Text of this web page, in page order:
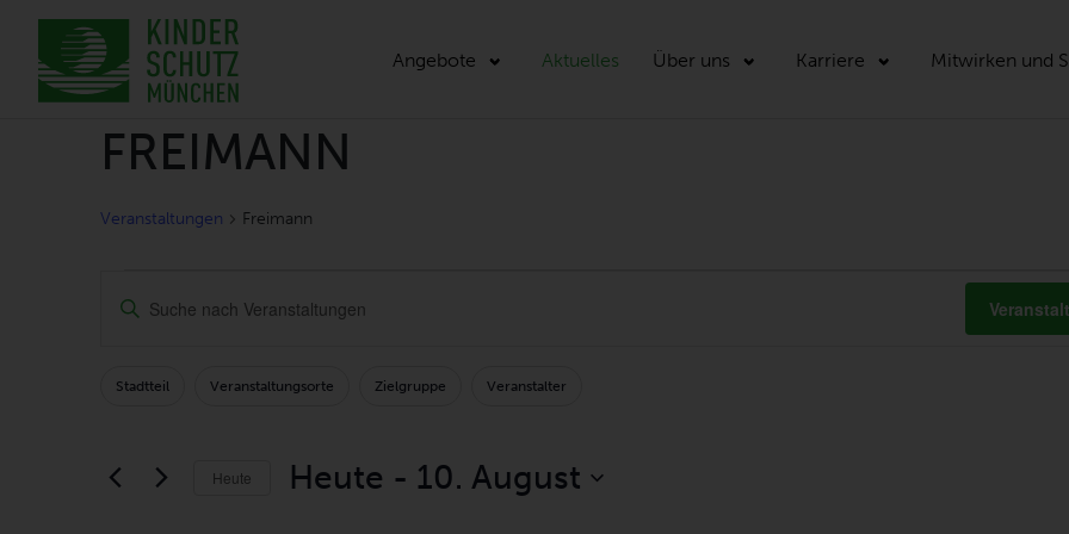
Angebote Aktuelles Über uns Karriere Mitwirken und
FREIMANN
Veranstaltungen Freimann
VERANSTALTUNGEN
VERANSTALTUNGEN
UND
Geben
Schlüsselwort.
Veranstaltungen
Schlüsselwort.
Filters
Changing
of
the
Stadtteil Veranstaltungsorte Zielgruppe Veranstalter
Heute Heute - 10. August